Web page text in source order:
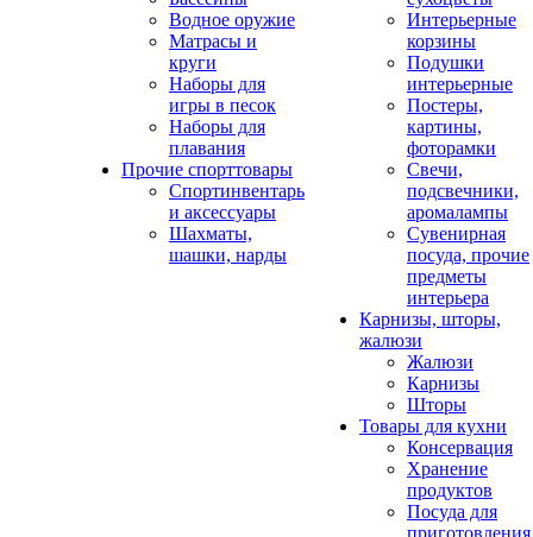
Водное оружие
Матрасы и
круги
Наборы для
игры в песок
Наборы для
плавания
Прочие спорттовары
Спортинвентарь
и аксессуары
Шахматы,
шашки, нарды
Интерьерные
корзины
Подушки
интерьерные
Постеры,
картины,
фоторамки
Свечи,
подсвечники,
аромалампы
Сувенирная
посуда, прочие
предметы
интерьера
Карнизы, шторы,
жалюзи
Жалюзи
Карнизы
Шторы
Товары для кухни
Консервация
Хранение
продуктов
Посуда для
приготовления